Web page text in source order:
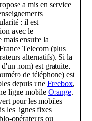
a mis en service
: il est
avec le
mais ensuite la
Telecom (plus
alternatifs). Si la
nom) est gratuite,
de téléphone) est
depuis une Freebox,
ligne mobile Orange.
pour les mobiles
les lignes fixes
opérateurs ou